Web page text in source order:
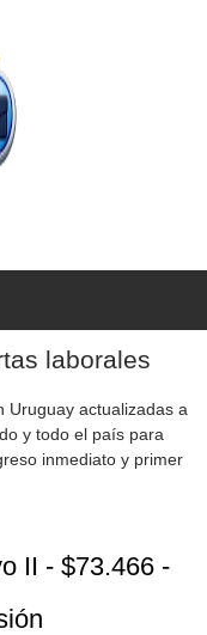
laborales
Uruguay actualizadas a
y todo el país para
inmediato y primer
II - $73.466 -